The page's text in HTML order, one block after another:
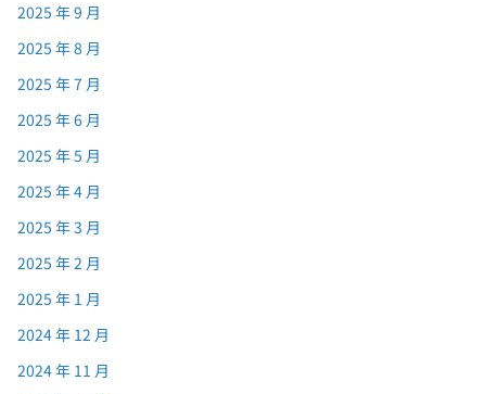
2025 年 9 月
2025 年 8 月
2025 年 7 月
2025 年 6 月
2025 年 5 月
2025 年 4 月
2025 年 3 月
2025 年 2 月
2025 年 1 月
2024 年 12 月
2024 年 11 月